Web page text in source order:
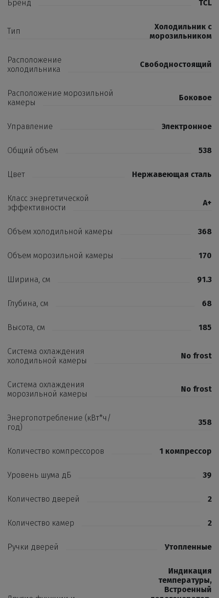
Бренд TCL
Тип
Холодильник с
морозильником
Расположение
холодильника
Свободностоящий
Расположение морозильной
камеры
Боковое
Управление Электронное
Общий объем 538
Цвет Нержавеющая сталь
Класс энергетической
эффективности
А+
Объем холодильной камеры 368
Объем морозильной камеры 170
Ширина, см 91.3
Глубина, см 68
Высота, см 185
Система охлаждения
холодильной камеры
No frost
Система охлаждения
морозильной камеры
No frost
Энергопотребление (кВт*ч/
год)
358
Количество компрессоров 1 компрессор
Уровень шума дБ 39
Количество дверей 2
Количество камер 2
Ручки дверей Утопленные
Индикация
температуры,
Встроенный